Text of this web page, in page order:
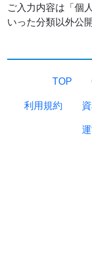
ご入力内容は「個
いった分類以外公
TOP
利用規約